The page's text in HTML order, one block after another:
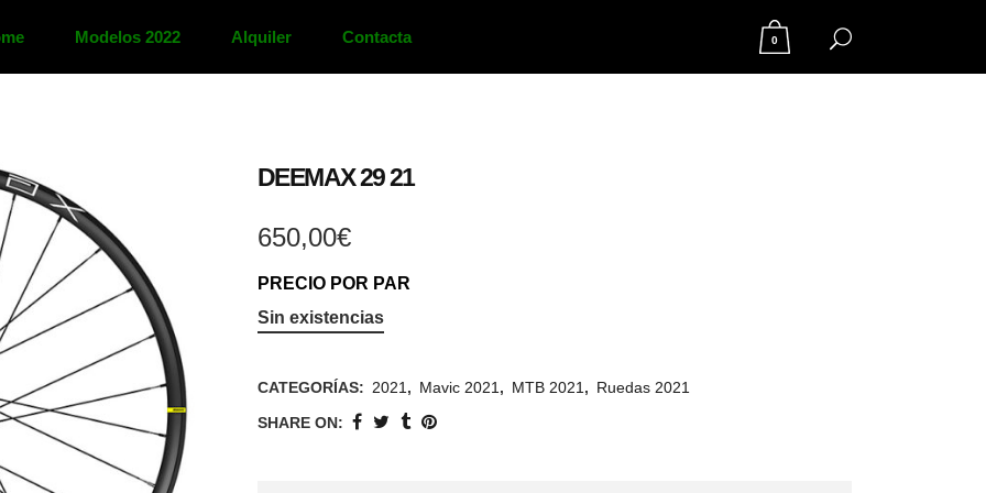
0
Modelos 2022 Alquiler Contacta
DEEMAX 29 21
650,00€
PRECIO POR PAR
Sin existencias
CATEGORÍAS: 2021 , Mavic 2021 , MTB 2021 , Ruedas 2021
SHARE ON: